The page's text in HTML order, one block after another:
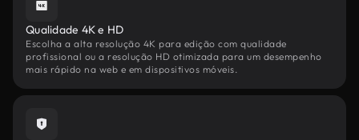
Qualidade 4K e HD
Escolha a alta resolução 4K para edição com qualidade
profissional ou a resolução HD otimizada para um desempenho
mais rápido na web e em dispositivos móveis.